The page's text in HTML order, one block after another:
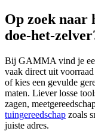
Op zoek naar
doe-het-
Bij GAMMA vind je
vaak direct uit
of kies een gevulde
maten. Liever losse
zagen,
tuingereedschap zoals
juiste adres.